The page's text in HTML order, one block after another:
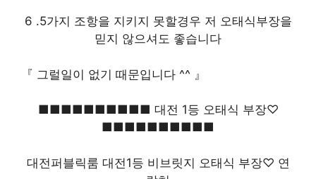
6 .5가지 조항을 지키지 못할경우 저 오태식부장을
믿지 않으셔도 좋습니다
『 그럴일이 없기 때문입니다 ^^ 』
■■■■■■■■■■ 대전 1등 오태식 부장♡
■■■■■■■■■■
대전퍼블릭룸 대전1등 비브릿지 오태식 부장♡ 연